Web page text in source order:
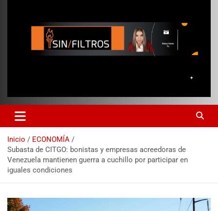
Inicio
ECONOMÍA
Subasta de CITGO: bonistas y empresas acreedoras de
Venezuela mantienen guerra a cuchillo por participar en
iguales condiciones